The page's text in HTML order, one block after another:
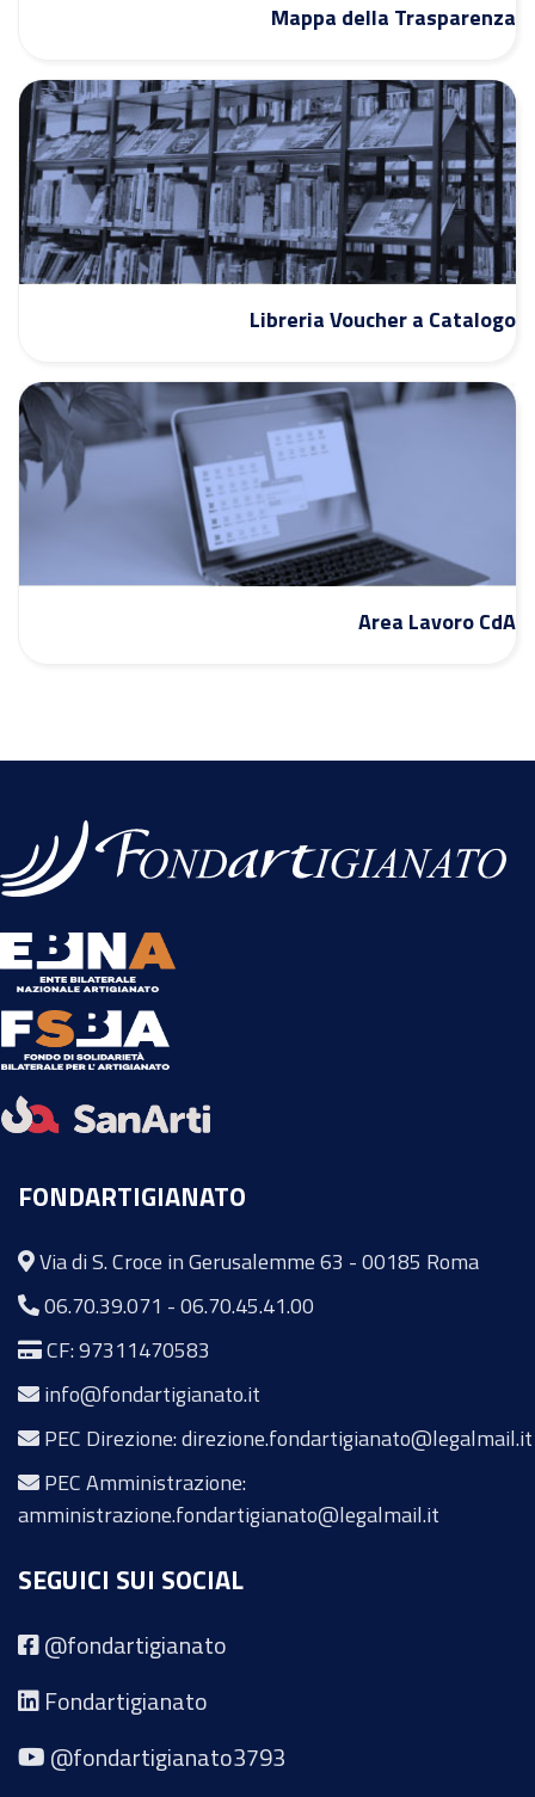
Mappa della Trasparenza
Libreria Voucher a Catalogo
Area Lavoro CdA
FONDARTIGIANATO
Via di S. Croce in Gerusalemme 63 - 00185 Roma
06.70.39.071 -06.70.45.41.00
CF: 97311470583
info@fondartigianato.it
PEC Direzione: direzione.fondartigianato@legalmail.it
PEC Amministrazione:
amministrazione.fondartigianato@legalmail.it
SEGUICI SUI SOCIAL
@fondartigianato
Fondartigianato
@fondartigianato3793